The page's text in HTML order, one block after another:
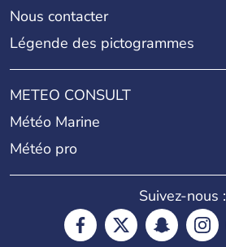
Nous contacter
Légende des pictogrammes
METEO CONSULT
Météo Marine
Météo pro
Suivez-nous :